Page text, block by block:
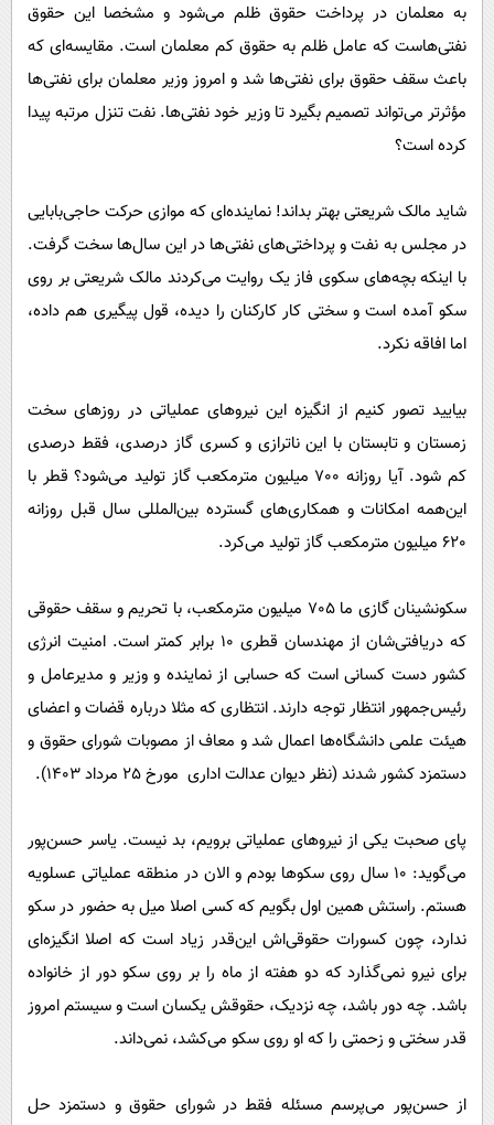
به معلمان در پرداخت حقوق ظلم می‌شود و مشخصا این حقوق
نفتی‌هاست که عامل ظلم به حقوق کم معلمان است. مقایسه‌ای که
باعث سقف حقوق برای نفتی‌ها شد و امروز وزیر معلمان برای نفتی‌ها
مؤثرتر می‌تواند تصمیم بگیرد تا وزیر خود نفتی‌ها. نفت تنزل مرتبه پیدا
کرده است؟
شاید مالک شریعتی بهتر بداند! نماینده‌ای که موازی حرکت حاجی‌بابایی
در مجلس به نفت و پرداختی‌های نفتی‌ها در این سال‌ها سخت گرفت.
با اینکه بچه‌های سکوی فاز یک روایت می‌کردند مالک شریعتی بر روی
سکو آمده است و سختی کار کارکنان را دیده، قول پیگیری هم داده،
اما افاقه نکرد.
بیایید تصور کنیم از انگیزه این نیروهای عملیاتی در روزهای سخت
زمستان و تابستان با این ناترازی و کسری گاز درصدی، فقط درصدی
کم شود. آیا روزانه 700 میلیون متر‌مکعب گاز تولید می‌شود؟ قطر با
این‌همه امکانات و همکاری‌های گسترده بین‌المللی سال قبل روزانه
620 میلیون متر‌مکعب گاز تولید می‌کرد.
سکونشینان گازی ما 705 میلیون متر‌مکعب، با تحریم و سقف حقوقی
که دریافتی‌شان از مهندسان قطری 10 برابر کمتر است. امنیت انرژی
کشور دست کسانی است که حسابی از نماینده و وزیر و مدیرعامل و
رئیس‌جمهور انتظار توجه دارند. انتظاری که مثلا درباره قضات و اعضای
هیئت علمی دانشگاه‌ها اعمال شد و معاف از مصوبات شورای حقوق و
دستمزد کشور شدند (نظر دیوان عدالت اداری مورخ 25 مرداد 1403).
پای صحبت یکی از نیروهای عملیاتی برویم، بد نیست. یاسر حسن‌پور
می‌گوید: 10 سال روی سکوها بودم و الان در منطقه عملیاتی عسلویه‌
هستم. راستش همین اول بگویم که کسی اصلا میل به حضور در سکو
ندارد، چون کسورات حقوقی‌اش این‌قدر زیاد است که اصلا انگیزه‌ای
برای نیرو نمی‌گذارد که دو هفته از ماه را بر روی سکو دور از خانواده
باشد. چه دور باشد، چه نزدیک، حقوقش یکسان است و سیستم امروز
قدر سختی و زحمتی را که او روی سکو می‌کشد، نمی‌داند.
از حسن‌پور می‌پرسم مسئله فقط در شورای حقوق و دستمزد حل